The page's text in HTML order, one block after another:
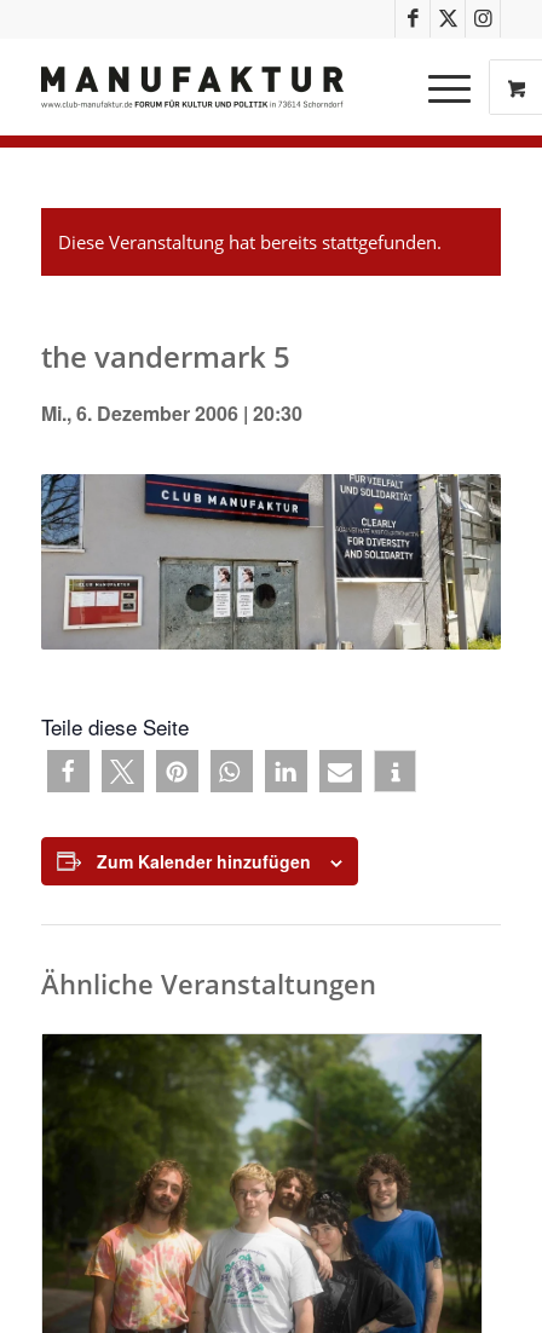
Diese Veranstaltung hat bereits stattgefunden.
the vandermark 5
Mi., 6. Dezember 2006 | 20:30
Teile diese Seite
Zum Kalender hinzufügen
Ähnliche Veranstaltungen